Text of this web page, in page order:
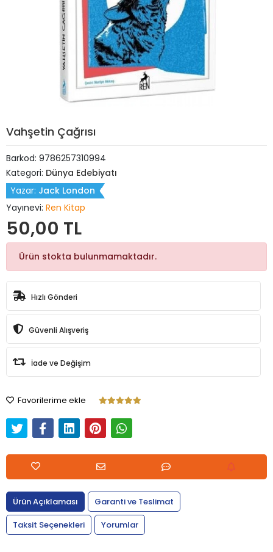
Vahşetin Çağrısı
Barkod: 9786257310994
Kategori: Dünya Edebiyatı
Yazar: Jack London
Yayınevi: Ren Kitap
50,00 TL
Ürün stokta bulunmamaktadır.
Hızlı Gönderi
Güvenli Alışveriş
İade ve Değişim
Favorilerime ekle
Ürün Açıklaması
Garanti ve Teslimat
Taksit Seçenekleri
Yorumlar